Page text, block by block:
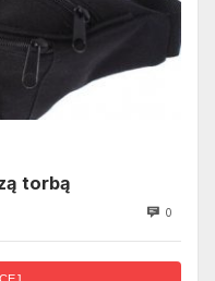
torbą
0